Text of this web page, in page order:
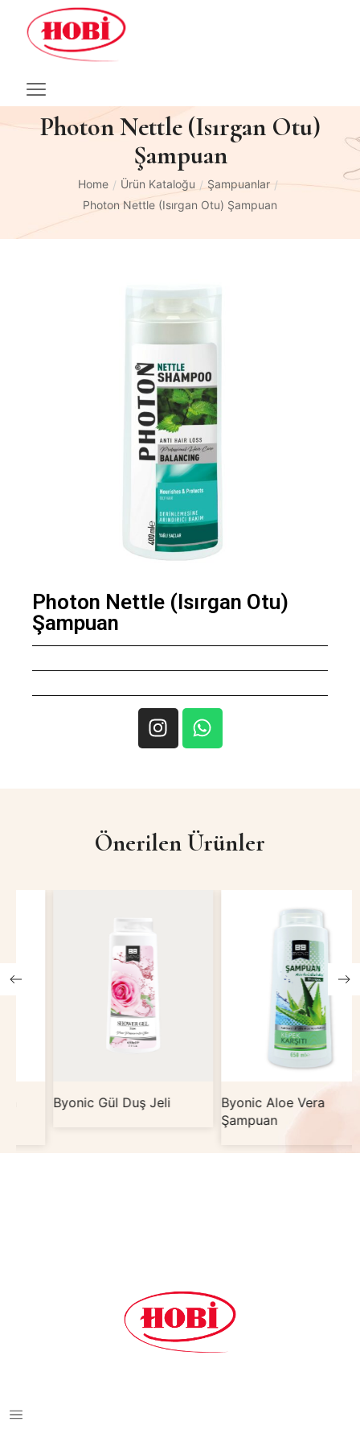
Photon Nettle (Isırgan Otu)
Şampuan
Home / Ürün Kataloğu / Şampuanlar /
Photon Nettle (Isırgan Otu) Şampuan
Photon Nettle (Isırgan Otu)
Şampuan
Önerilen Ürünler
Byonic Gül Duş Jeli
Byonic Aloe Vera
Şampuan